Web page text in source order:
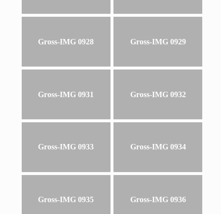
Gross-IMG 0928 Gross-IMG 0929
Gross-IMG 0931 Gross-IMG 0932
Gross-IMG 0933 Gross-IMG 0934
Gross-IMG 0935 Gross-IMG 0936